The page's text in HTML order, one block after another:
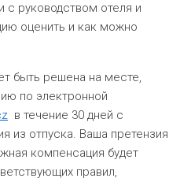
руководством отеля и
оценить и как можно
быть решена на месте,
по электронной
в течение 30 дней с
из отпуска. Ваша претензия
компенсация будет
правил,